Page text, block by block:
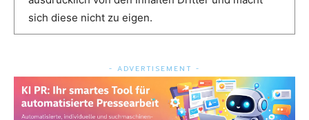
sich diese nicht zu eigen.
- ADVERTISEMENT -